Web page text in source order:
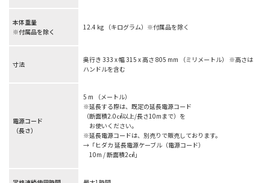
本体重量
※付属品を除く
12.4 kg （キログラム）※付属品を除く
寸法
奥行き 333 x 幅 315 x 高さ 805 mm （ミリメートル） ※高さは
ハンドルを含む
電源コード
（長さ）
5 m （メートル）
※延長する際は、既定の延長電源コード
（断面積2.0㎠以上/長さ10mまで）を
お使いください。
※延長電源コードは、別売りで販売しております。
→「ヒダカ 延長電源ケーブル（電源コード）
10m / 断面積2㎠」